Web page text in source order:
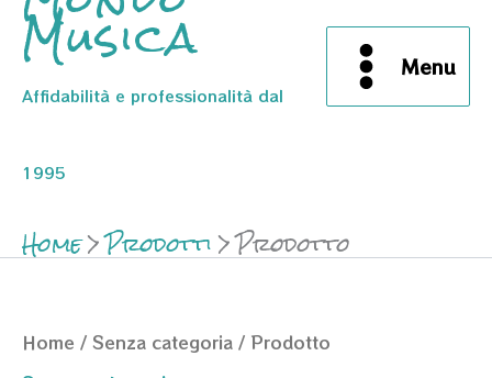
Musica
Affidabilità e professionalità dal
1995
Menu
Home Prodotti Prodotto
Home / Senza categoria / Prodotto